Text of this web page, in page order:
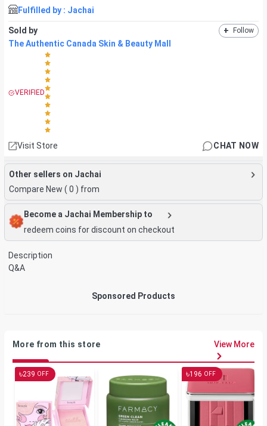
Fulfilled by : Jachai
Sold by + Follow
The Authentic Canada Skin & Beauty Mall
VERIFIED
Visit Store CHAT NOW
Other sellers on Jachai
Compare New ( 0 ) from
Become a Jachai Membership to
redeem coins for discount on checkout
Description
Q&A
Sponsored Products
More from this store View More
৳239 OFF ৳196 OFF